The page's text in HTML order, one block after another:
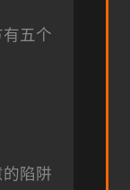
五个
陷阱